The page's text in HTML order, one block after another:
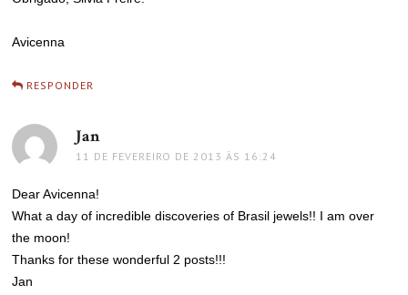
Avicenna
RESPONDER
Jan
11 DE FEVEREIRO DE 2013 ÀS 16:24
Dear Avicenna!
What a day of incredible discoveries of Brasil jewels!! I am over
the moon!
Thanks for these wonderful 2 posts!!!
Jan